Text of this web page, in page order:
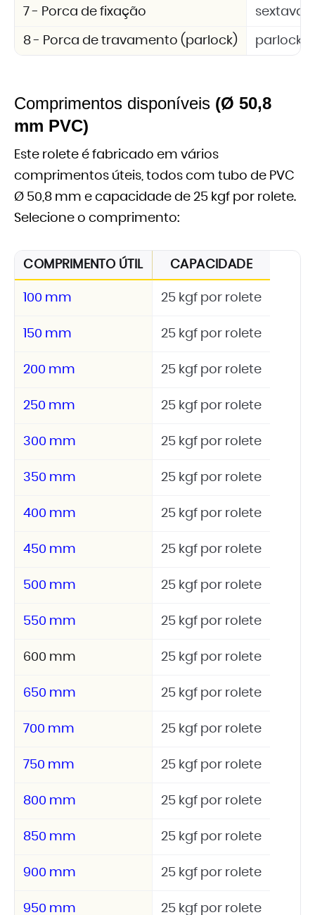
7 - Porca de fixação
8 - Porca de travamento (parlock) parlock
Comprimentos disponíveis (Ø 50,8
mm PVC)
Este rolete é fabricado em vários
comprimentos úteis, todos com tubo de PVC
Ø 50,8 mm e capacidade de 25 kgf por rolete.
Selecione o comprimento:
COMPRIMENTO ÚTIL CAPACIDADE
100 mm 25 kgf por rolete
150 mm 25 kgf por rolete
200 mm 25 kgf por rolete
250 mm 25 kgf por rolete
300 mm 25 kgf por rolete
350 mm 25 kgf por rolete
400 mm 25 kgf por rolete
450 mm 25 kgf por rolete
500 mm 25 kgf por rolete
550 mm 25 kgf por rolete
600 mm 25 kgf por rolete
650 mm 25 kgf por rolete
700 mm 25 kgf por rolete
750 mm 25 kgf por rolete
800 mm 25 kgf por rolete
850 mm 25 kgf por rolete
900 mm 25 kgf por rolete
950 mm 25 kgf por rolete